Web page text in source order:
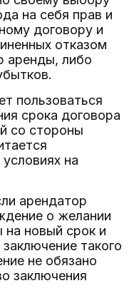
на себя прав и
договору и
отказом
аренды, либо
пользоваться
срока договора
со стороны
на
арендатор
о желании
на новый срок и
такого
не обязано
заключения